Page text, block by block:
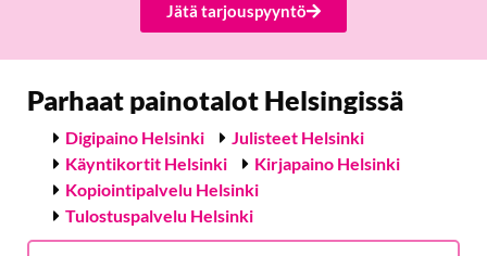
Jätä tarjouspyyntö
Parhaat painotalot Helsingissä
Digipaino Helsinki
Julisteet Helsinki
Käyntikortit Helsinki
Kirjapaino Helsinki
Kopiointipalvelu Helsinki
Tulostuspalvelu Helsinki